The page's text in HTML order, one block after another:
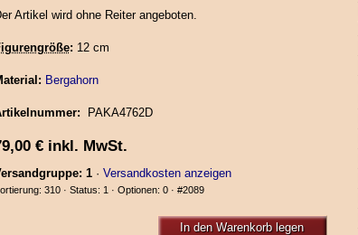
Artikel wird ohne Reiter angeboten.
: 12 cm
Bergahorn
PAKA4762D
€inkl. MwSt.
1· Versandkosten anzeigen
310 · Status: 1 · Optionen: 0 · #2089
In den Warenkorb legen